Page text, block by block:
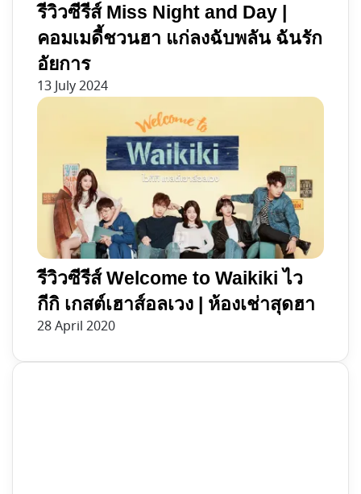
รีวิวซีรีส์ Miss Night and Day |
คอมเมดี้ชวนฮา แก่ลงฉับพลัน ฉันรัก
อัยการ
13 July 2024
รีวิวซีรีส์ Welcome to Waikiki ไว
กีกิ เกสต์เฮาส์อลเวง | ห้องเช่าสุดฮา
28 April 2020